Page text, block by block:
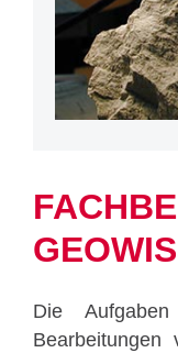
Die
Bearbeitungen